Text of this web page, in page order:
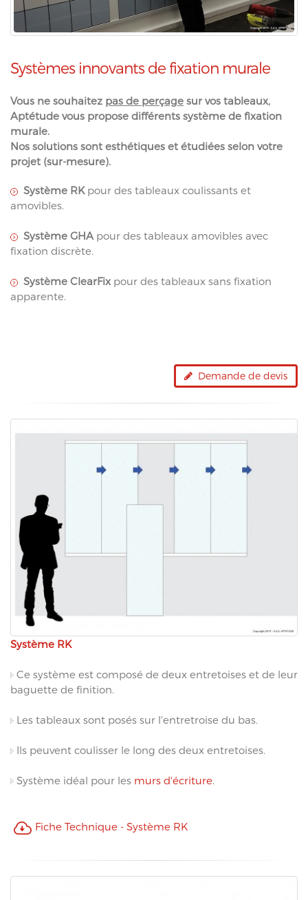
Systèmes innovants de fixation murale
Vous ne souhaitez pas de perçage sur vos tableaux,
Aptétude vous propose différents système de fixation
murale.
Nos solutions sont esthétiques et étudiées selon votre
projet (sur-mesure).
Système RK pour des tableaux coulissants et
amovibles.
Système GHA pour des tableaux amovibles avec
fixation discrète.
Système ClearFix pour des tableaux sans fixation
apparente.
Demande de devis
Système RK
Ce système est composé de deux entretoises et de leur
baguette de finition.
Les tableaux sont posés sur l'entretroise du bas.
Ils peuvent coulisser le long des deux entretoises.
Système idéal pour les murs d'écriture
Fiche Technique - Système RK